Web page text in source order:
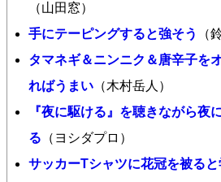
（山田窓）
手にテーピングすると強そう
（
タマネギ＆ニンニク＆唐辛子を
ればうまい （木村岳人）
『夜に駆ける』を聴きながら夜
る （ヨシダプロ）
サッカーTシャツに花冠を被る